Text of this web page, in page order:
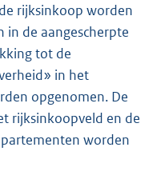
rijksinkoop worden
in de aangescherpte
tot de
in het
opgenomen. De
rijksinkoopveld en de
worden